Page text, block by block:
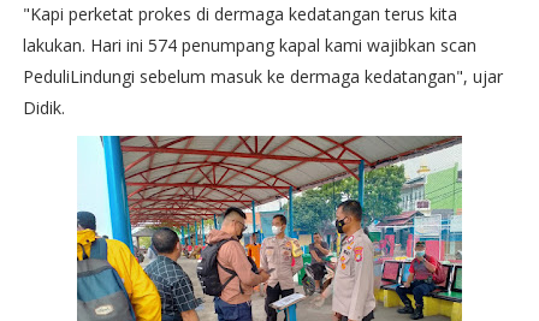
"Kapi perketat prokes di dermaga kedatangan terus kita
lakukan. Hari ini 574 penumpang kapal kami wajibkan scan
PeduliLindungi sebelum masuk ke dermaga kedatangan", ujar
Didik.